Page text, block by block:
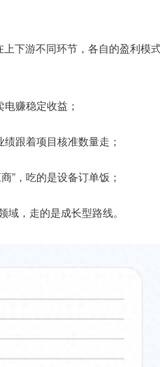
下游不同环节，各自的盈利模
赚稳定收益；
跟着项目核准数量走；
”，吃的是设备订单饭；
，走的是成长型路线。